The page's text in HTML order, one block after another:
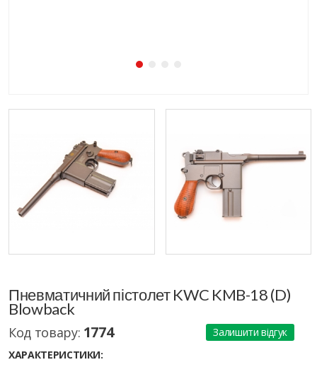
Пневматичний пістолет KWC KMB-18 (D)
Blowback
Код товару: 1774
Залишити відгук
ХАРАКТЕРИСТИКИ: